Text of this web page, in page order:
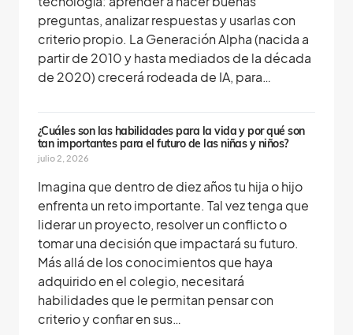
preguntas, analizar respuestas y usarlas con
criterio propio. La Generación Alpha (nacida a
partir de 2010 y hasta mediados de la década
de 2020) crecerá rodeada de IA, para…
¿Cuáles son las habilidades para la vida y por qué son
tan importantes para el futuro de las niñas y niños?
julio 2, 2026
Imagina que dentro de diez años tu hija o hijo
enfrenta un reto importante. Tal vez tenga que
liderar un proyecto, resolver un conflicto o
tomar una decisión que impactará su futuro.
Más allá de los conocimientos que haya
adquirido en el colegio, necesitará
habilidades que le permitan pensar con
criterio y confiar en sus…